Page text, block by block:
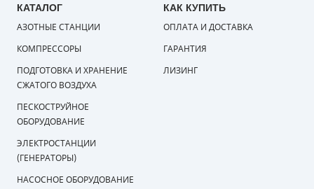
КАТАЛОГ
АЗОТНЫЕ СТАНЦИИ
КОМПРЕССОРЫ
ПОДГОТОВКА И ХРАНЕНИЕ
СЖАТОГО ВОЗДУХА
ПЕСКОСТРУЙНОЕ
ОБОРУДОВАНИЕ
ЭЛЕКТРОСТАНЦИИ
(ГЕНЕРАТОРЫ)
НАСОСНОЕ ОБОРУДОВАНИЕ
КАК КУПИТЬ
ОПЛАТА И ДОСТАВКА
ГАРАНТИЯ
ЛИЗИНГ